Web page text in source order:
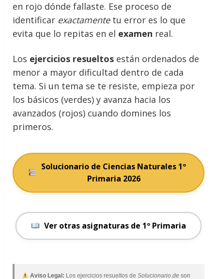
en rojo dónde fallaste. Ese proceso de
identificar exactamentetu error es lo que
evita que lo repitas en el examen real.
Los ejercicios resueltos están ordenados de
menor a mayor dificultad dentro de cada
tema. Si un tema se te resiste, empieza por
los básicos (verdes) y avanza hacia los
avanzados (rojos) cuando domines los
primeros.
Solucionario de Ciencias Naturales 1º
Primaria 2026
Ver otras asignaturas de 1º Primaria
Aviso Legal: Los ejercicios resueltos de Solucionario.deson